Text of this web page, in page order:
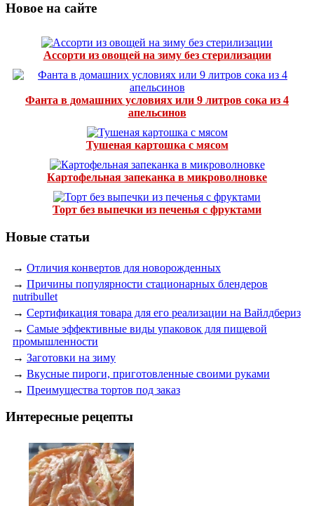
Новое на сайте
Ассорти из овощей на зиму без стерилизации
Фанта в домашних условиях или 9 литров сока из 4
апельсинов
Тушеная картошка с мясом
Картофельная запеканка в микроволновке
Торт без выпечки из печенья с фруктами
Новые статьи
→ Отличия конвертов для новорожденных
→ Причины популярности стационарных блендеров
nutribullet
→ Сертификация товара для его реализации на Вайлдбериз
→ Самые эффективные виды упаковок для пищевой
промышленности
→ Заготовки на зиму
→ Вкусные пироги, приготовленные своими руками
→ Преимущества тортов под заказ
Интересные рецепты